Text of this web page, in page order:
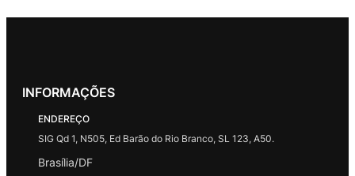
INFORMAÇÕES
ENDEREÇO
SIG Qd 1, N505, Ed Barão do Rio Branco, SL 123, A50.
Brasília/DF